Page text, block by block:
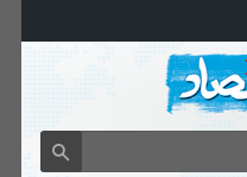
دولتی چاپ